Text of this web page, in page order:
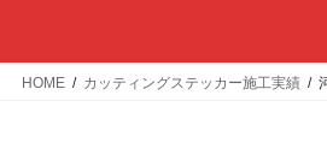
HOME カッティングステッカー施工実績